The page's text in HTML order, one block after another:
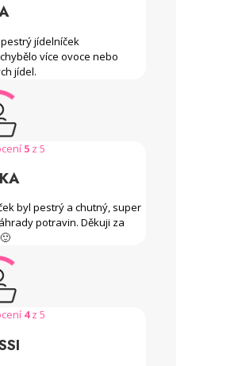
jídelníček
více ovoce nebo
jídel.
5 z 5
byl pestrý a chutný, super
potravin. Děkuji za
4z 5